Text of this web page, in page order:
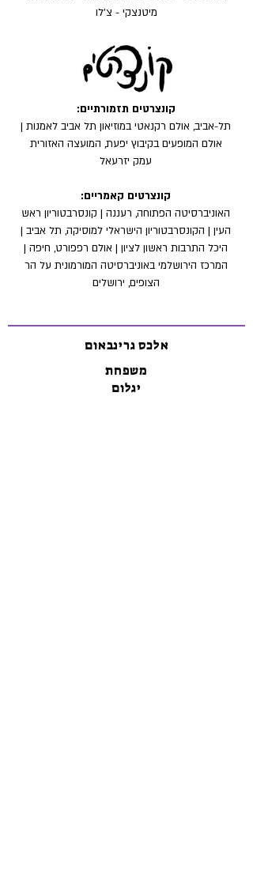
מיטנצקי - צ׳לו
קונצרטים תזמורתיים:
תל-אביב, אולם רקנאטי במוזיאון תל אביב לאמנות |
אולם המופעים בקיבוץ יפעת, המועצה האזורית
עמק יזרעאל
קונצרטים קאמריים:
האוניברסיטה הפתוחה, רעננה | קונסרבטוריון ראש
העין | הקונסרבטוריון הישראלי למוסיקה, תל אביב |
היכל התרבות ראשון לציון | אולם רפפורט, חיפה |
המרכז הירושלמי באוניברסיטה המורמונית על הר
הצופים, ירושלים
אלכס גרינבאום
משפחת
יגלום